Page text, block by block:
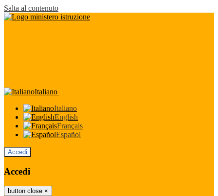
Salta al contenuto
Italiano
Italiano
English
Français
Español
Accedi
Accedi
button close ×